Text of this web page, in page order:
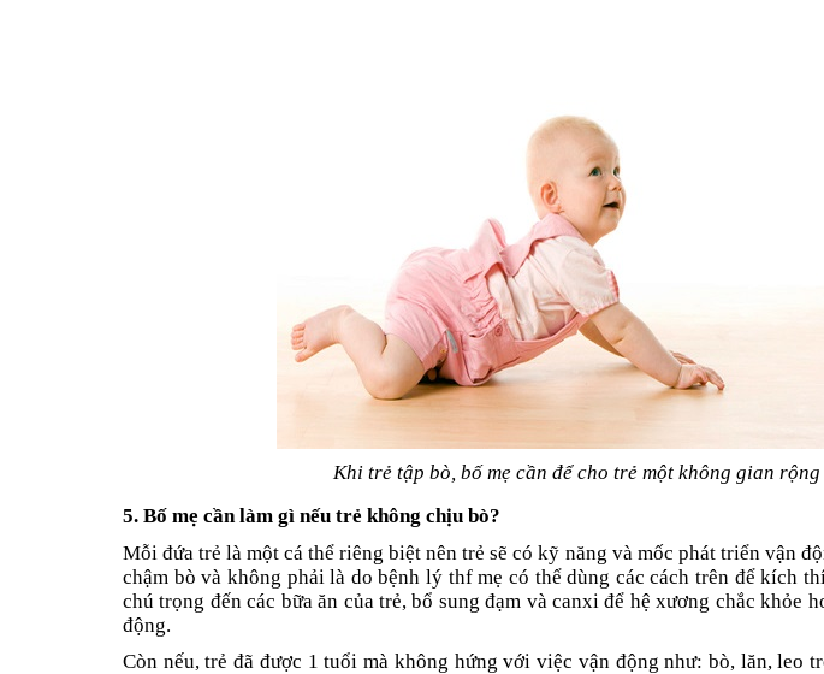
Khi trẻ tập bò, bố mẹ cần để cho trẻ một không gian
5. Bố mẹ cần làm gì nếu trẻ không chịu bò?
Mỗi đứa trẻ là một cá thể riêng biệt nên trẻ sẽ có kỹ năng và mốc phát triển vận
chậm bò và không phải là do bệnh lý thf mẹ có thể dùng các cách trên để kích
chú trọng đến các bữa ăn của trẻ, bổ sung đạm và canxi để hệ xương chắc khỏe
động.
Còn nếu, trẻ đã được 1 tuổi mà không hứng với việc vận động như: bò, lăn, leo